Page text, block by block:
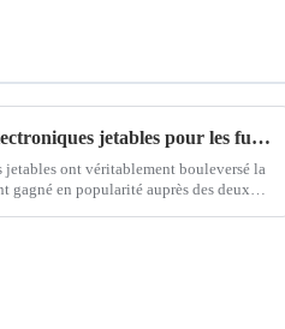
Explorer les avantages des cigarettes électroniques jetables pour les fumeurs modernes
jetables ont véritablement bouleversé la
gagné en popularité auprès des deux